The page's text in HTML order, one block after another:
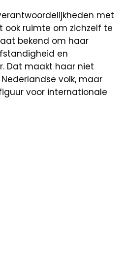
met
ook ruimte om zichzelf te
bekend om haar
en
Dat maakt haar niet
volk, maar
voor internationale